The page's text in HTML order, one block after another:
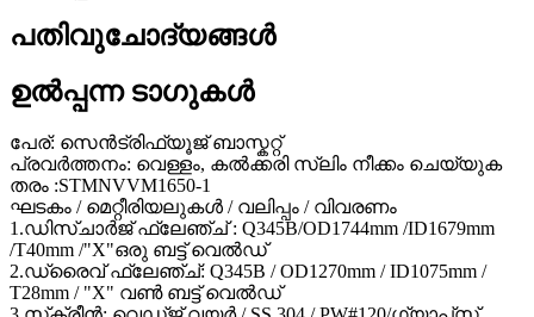
പതിവുചോദ്യങ്ങൾ
ഉൽപ്പന്ന ടാഗുകൾ
പേര്: സെൻട്രിഫ്യൂജ് ബാസ്കറ്റ്
പ്രവർത്തനം: വെള്ളം, കൽക്കരി സ്ലിം നീക്കം ചെയ്യുക
തരം :STMNVVM1650-1
ഘടകം / മെറ്റീരിയലുകൾ / വലിപ്പം / വിവരണം
1.ഡിസ്ചാർജ് ഫ്ലേഞ്ച് : Q345B/OD1744mm /ID1679mm
/T40mm /"X"ഒരു ബട്ട് വെൽഡ്
2.ഡ്രൈവ് ഫ്ലേഞ്ച്: Q345B / OD1270mm / ID1075mm /
T28mm / "X" വൺ ബട്ട് വെൽഡ്